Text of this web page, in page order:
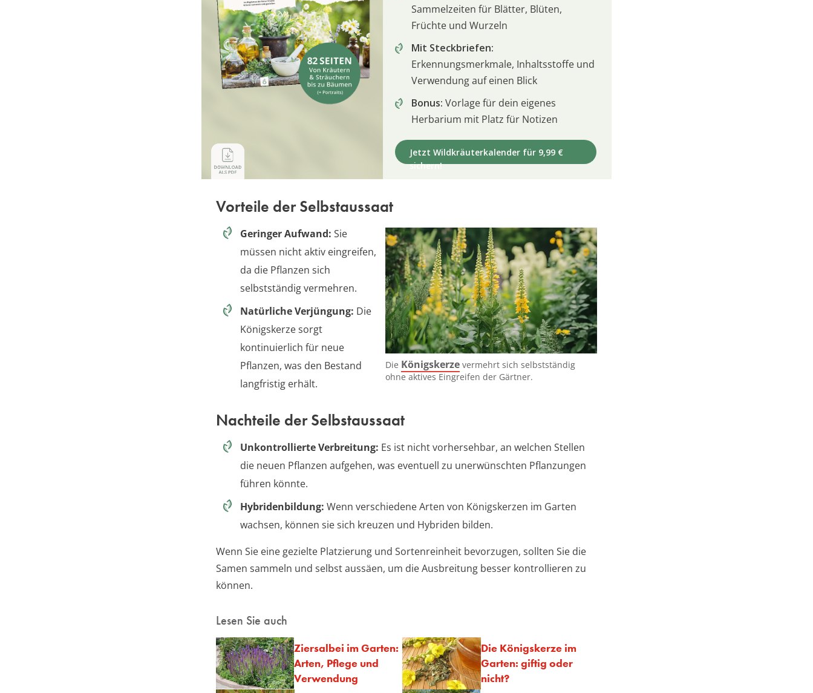
Sammelzeiten für Blätter, Blüten,
Früchte und Wurzeln
Mit Steckbriefen:
Erkennungsmerkmale, Inhaltsstoffe und
Verwendung auf einen Blick
Bonus: Vorlage für dein eigenes
Herbarium mit Platz für Notizen
Jetzt Wildkräuterkalender für 9,99 €
sichern!
Vorteile der Selbstaussaat
Die Königskerze vermehrt sich selbstständig
ohne aktives Eingreifen der Gärtner.
Geringer Aufwand: Sie
müssen nicht aktiv eingreifen,
da die Pflanzen sich
selbstständig vermehren.
Natürliche Verjüngung: Die
Königskerze sorgt
kontinuierlich für neue
Pflanzen, was den Bestand
langfristig erhält.
Nachteile der Selbstaussaat
Unkontrollierte Verbreitung: Es ist nicht vorhersehbar, an welchen Stellen
die neuen Pflanzen aufgehen, was eventuell zu unerwünschten Pflanzungen
führen könnte.
Hybridenbildung: Wenn verschiedene Arten von Königskerzen im Garten
wachsen, können sie sich kreuzen und Hybriden bilden.
Wenn Sie eine gezielte Platzierung und Sortenreinheit bevorzugen, sollten Sie die
Samen sammeln und selbst aussäen, um die Ausbreitung besser kontrollieren zu
können.
Lesen Sie auch
Ziersalbei im Garten:
Arten, Pflege und
Verwendung
Die Königskerze im
Garten: giftig oder
nicht?